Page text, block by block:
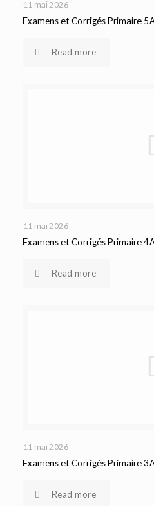
11 mai 2026
Examens et Corrigés Primaire
Read more
11 mai 2026
Examens et Corrigés Primaire
Read more
11 mai 2026
Examens et Corrigés Primaire
Read more